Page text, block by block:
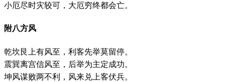
小厄尽时灾较可，大厄穷终都会亡。
附八方风
乾坎艮上有风至，利客先举莫留停。
震巽离宫信风至，后举为主定成功。
坤风谋败两不利，风来兑上客伏兵。